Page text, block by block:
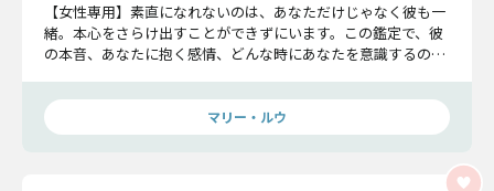
【女性専用】素直になれないのは、あなただけじゃなく彼も一
緒。本心をさらけ出すことができずにいます。この鑑定で、彼
の本音、あなたに抱く感情、どんな時にあなたを意識するの
マリー・ルウ